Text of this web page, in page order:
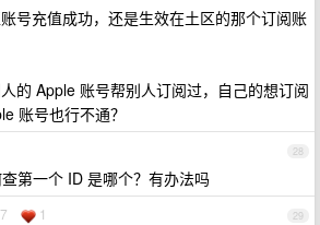
号充值成功，还是生效在土区的那个订阅账
的 Apple 账号帮别人订阅过，自己的想订阅
账号也行不通？
28
第一个 ID 是哪个？有办法吗
29
1